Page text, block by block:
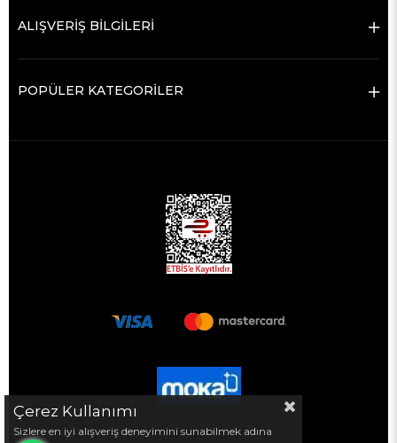
ALIŞVERİŞ BİLGİLERİ
POPÜLER KATEGORİLER
Çerez Kullanımı
Sizlere en iyi alışveriş deneyimini sunabilmek adına